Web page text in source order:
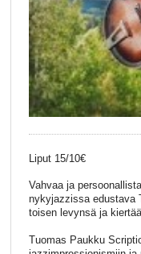
Liput 15/10€
Vahvaa ja
nykyjazzissa edustava
toisen levynsä ja
Tuomas Paukku